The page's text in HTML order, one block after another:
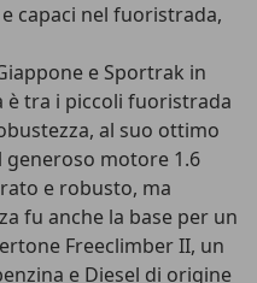
capaci nel fuoristrada,
e Sportrak in
è tra i piccoli fuoristrada
al suo ottimo
generoso motore 1.6
e robusto, ma
fu anche la base per un
Freeclimber II, un
e Diesel di origine